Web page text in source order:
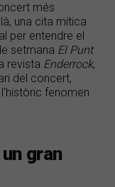
més
una cita mítica
per entendre el
setmana El Punt
revista Enderrock,
del concert,
fenomen
gran